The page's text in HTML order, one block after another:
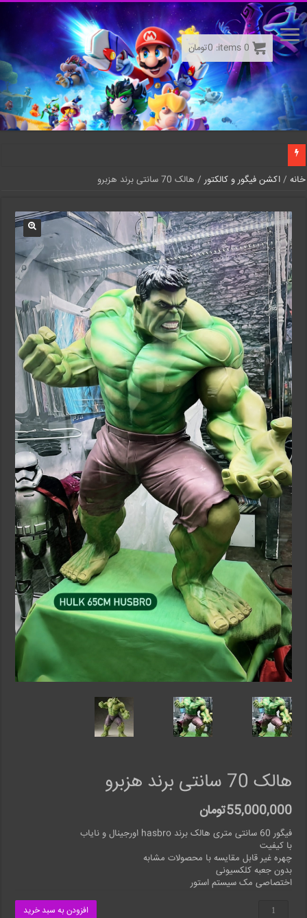
خانه /اکشن فیگور و کالکتور / هالک 70 سانتی برند هزبرو
هالک 70 سانتی برند هزبرو
55,000,000تومان
فیگور 60 سانتی متری هالک برند hasbro اورجینال و نایاب
با کیفیت
چهره غیر قابل مقایسه با محصولات مشابه
بدون جعبه کلکسیونی
اختصاصی مک سیستم استور
هالک
افزودن به سبد خرید
0
items:
0تومان